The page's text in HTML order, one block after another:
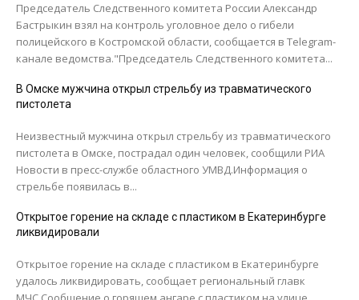
Председатель Следственного комитета России Александр
Бастрыкин взял на контроль уголовное дело о гибели
полицейского в Костромской области, сообщается в Telegram-
канале ведомства."Председатель Следственного комитета...
В Омске мужчина открыл стрельбу из травматического
пистолета
Неизвестный мужчина открыл стрельбу из травматического
пистолета в Омске, пострадал один человек, сообщили РИА
Новости в пресс-службе областного УМВД.Информация о
стрельбе появилась в...
Открытое горение на складе с пластиком в Екатеринбурге
ликвидировали
Открытое горение на складе с пластиком в Екатеринбурге
удалось ликвидировать, сообщает региональный главк